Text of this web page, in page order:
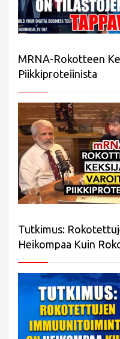
MRNA-Rokotteen
Piikkiproteiinista
Tutkimus:
Heikompaa Kuin